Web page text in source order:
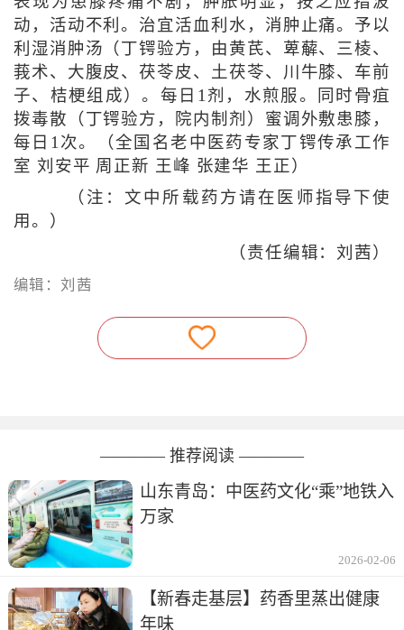
动，活动不利。治宜活血利水，消肿止痛。予以
利湿消肿汤（丁锷验方，由黄芪、萆薢、三棱、
莪术、大腹皮、茯苓皮、土茯苓、川牛膝、车前
子、桔梗组成）。每日1剂，水煎服。同时骨疽
拨毒散（丁锷验方，院内制剂）蜜调外敷患膝，
每日1次。（全国名老中医药专家丁锷传承工作
室 刘安平 周正新 王峰 张建华 王正）
（注：文中所载药方请在医师指导下使
用。）
（责任编辑：刘茜）
编辑：刘茜
———— 推荐阅读 ————
山东青岛：中医药文化“乘”地铁入
万家
2026-02-06
【新春走基层】药香里蒸出健康
年味